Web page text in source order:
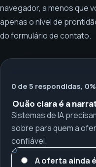
navegador, a menos que
apenas o nível de
do formulário de contato.
0 de 5 respondidas,
Quão clara é a
Sistemas de IA
sobre para quem a
confiável.
A oferta ainda